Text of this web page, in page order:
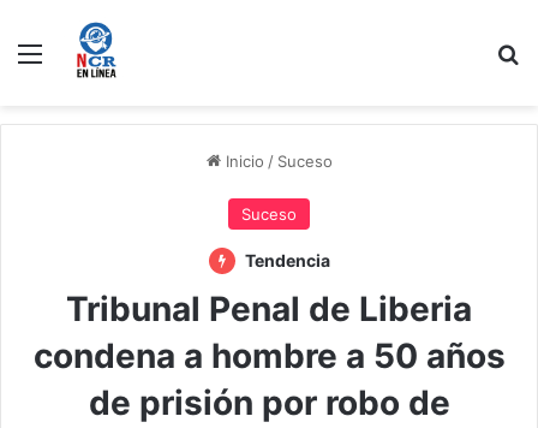
Menú
Inicio / Suceso
Suceso
Tendencia
Tribunal Penal de Liberia
condena a hombre a 50 años
de prisión por robo de